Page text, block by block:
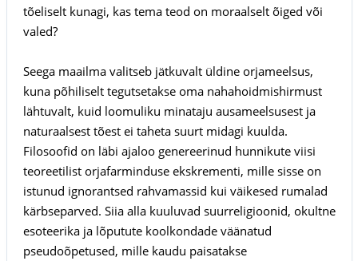
tõeliselt kunagi, kas tema teod on moraalselt õiged või
valed?
Seega maailma valitseb jätkuvalt üldine orjameelsus,
kuna põhiliselt tegutsetakse oma nahahoidmishirmust
lähtuvalt, kuid loomuliku minataju ausameelsusest ja
naturaalsest tõest ei taheta suurt midagi kuulda.
Filosoofid on läbi ajaloo genereerinud hunnikute viisi
teoreetilist orjafarminduse ekskrementi, mille sisse on
istunud ignorantsed rahvamassid kui väikesed rumalad
kärbseparved. Siia alla kuuluvad suurreligioonid, okultne
esoteerika ja lõputute koolkondade väänatud
pseudoõpetused, mille kaudu paisatakse